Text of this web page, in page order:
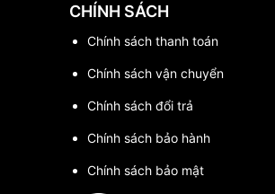
CHÍNH SÁCH
Chính sách thanh toán
Chính sách vận chuyển
Chính sách đổi trả
Chính sách bảo hành
Chính sách bảo mật